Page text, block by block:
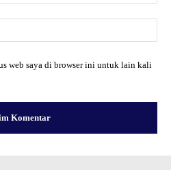
web saya di browser ini untuk lain kali